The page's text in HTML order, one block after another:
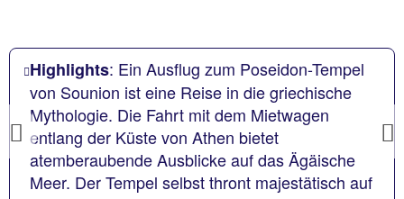
Previous
Highlights: Ein Ausflug zum Poseidon-Tempel
von Sounion ist eine Reise in die griechische
Mythologie. Die Fahrt mit dem Mietwagen
entlang der Küste von Athen bietet
atemberaubende Ausblicke auf das Ägäische
Meer. Der Tempel selbst thront majestätisch auf